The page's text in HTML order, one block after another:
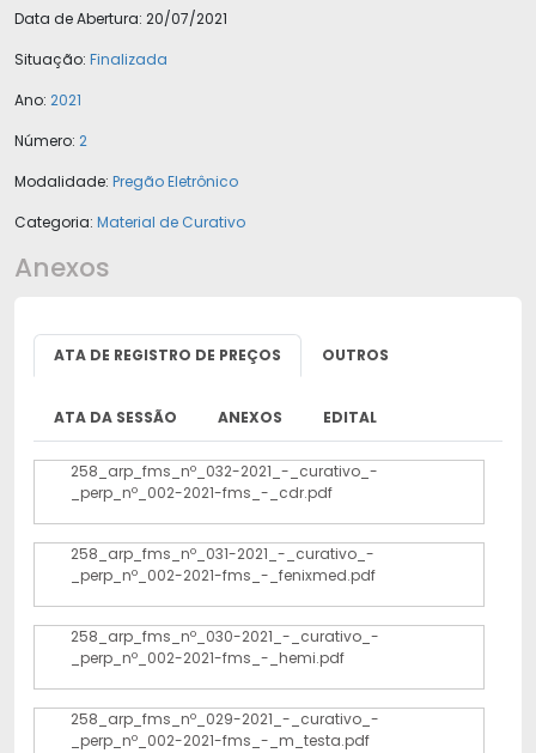
Data de Abertura: 20/07/2021
Situação: Finalizada
Ano: 2021
Número: 2
Modalidade: Pregão Eletrônico
Categoria: Material de Curativo
Anexos
ATA DE REGISTRO DE PREÇOS OUTROS
ATA DA SESSÃO ANEXOS EDITAL
258_arp_fms_nº_032-2021_-_curativo_-
_perp_nº_002-2021-fms_-_cdr.pdf
258_arp_fms_nº_031-2021_-_curativo_-
_perp_nº_002-2021-fms_-_fenixmed.pdf
258_arp_fms_nº_030-2021_-_curativo_-
_perp_nº_002-2021-fms_-_hemi.pdf
258_arp_fms_nº_029-2021_-_curativo_-
_perp_nº_002-2021-fms_-_m_testa.pdf